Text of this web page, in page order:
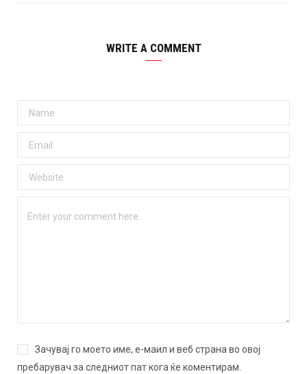
WRITE A COMMENT
Зачувај го моето име, е-маил и веб страна во овој
пребарувач за следниот пат кога ќе коментирам.